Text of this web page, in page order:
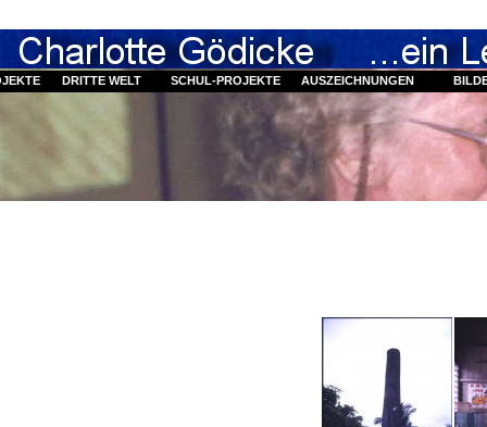
DRITTE WELT SCHUL-PROJEKTE AUSZEICHNUNGEN